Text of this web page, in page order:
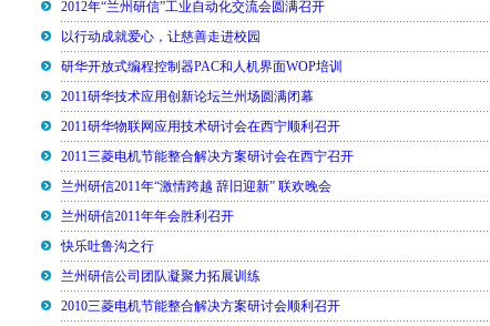
2012年“兰州研信”工业自动化交流会圆满召开
以行动成就爱心，让慈善走进校园
研华开放式编程控制器PAC和人机界面WOP培训
2011研华技术应用创新论坛兰州场圆满闭幕
2011研华物联网应用技术研讨会在西宁顺利召开
2011三菱电机节能整合解决方案研讨会在西宁召开
兰州研信2011年“激情跨越 辞旧迎新” 联欢晚会
兰州研信2011年年会胜利召开
快乐吐鲁沟之行
兰州研信公司团队凝聚力拓展训练
2010三菱电机节能整合解决方案研讨会顺利召开